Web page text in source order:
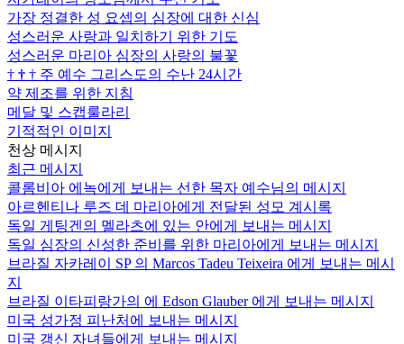
가장 정결한 성 요셉의 심장에 대한 신심
성스러운 사랑과 일치하기 위한 기도
성스러운 마리아 심장의 사랑의 불꽃
† † † 주 예수 그리스도의 수난 24시간
약 제조를 위한 지침
메달 및 스캡룰라리
기적적인 이미지
천상 메시지
최근 메시지
콜롬비아 에녹에게 보내는 선한 목자 예수님의 메시지
아르헨티나 루즈 데 마리아에게 전달된 성모 계시록
독일 게팅겐의 멜라츠에 있는 안에게 보내는 메시지
독일 심장의 신성한 준비를 위한 마리아에게 보내는 메시지
브라질 자카레이 SP 의 Marcos Tadeu Teixeira 에게 보내는 메시
지
브라질 이타피랑가의 에 Edson Glauber 에게 보내는 메시지
미국 성가정 피난처에 보내는 메시지
미국 갱신 자녀들에게 보내는 메시지